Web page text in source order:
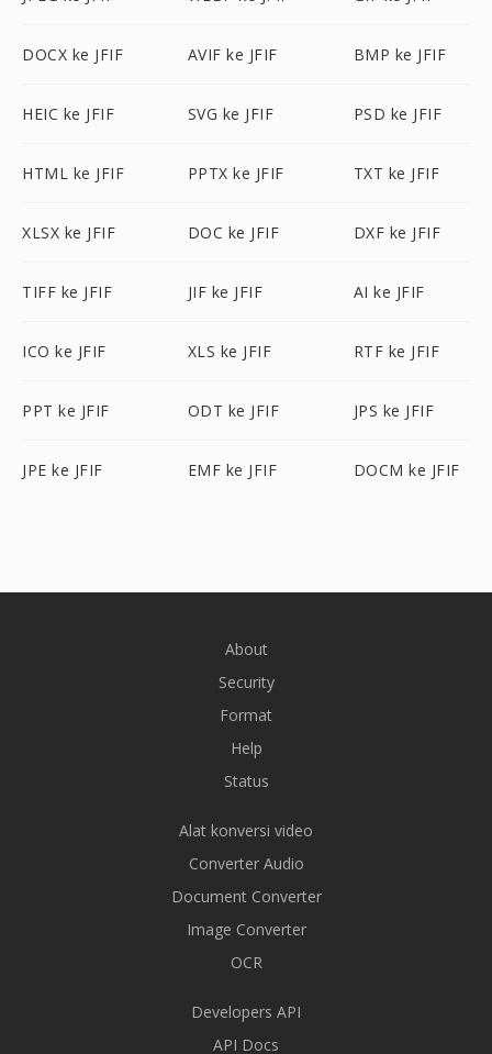
DOCX ke JFIF AVIF ke JFIF BMP ke JFIF
HEIC ke JFIF SVG ke JFIF PSD ke JFIF
HTML ke JFIF PPTX ke JFIF TXT ke JFIF
XLSX ke JFIF DOC ke JFIF DXF ke JFIF
TIFF ke JFIF JIF ke JFIF AI ke JFIF
ICO ke JFIF XLS ke JFIF RTF ke JFIF
PPT ke JFIF ODT ke JFIF JPS ke JFIF
JPE ke JFIF EMF ke JFIF DOCM ke JFIF
About
Security
Format
Help
Status
Alat konversi video
Converter Audio
Document Converter
Image Converter
OCR
Developers API
API Docs